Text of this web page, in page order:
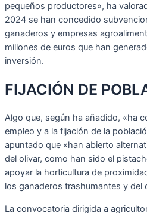
pequeños productores», ha
2024 se han concedido
ganaderos y empresas
millones de euros que han
inversión.
FIJACIÓN DE
Algo que, según ha añadido, «ha
empleo y a la fijación de la
apuntado que «han abierto
del olivar, como han sido el
apoyar la horticultura de
los ganaderos trashumantes y del
La convocatoria dirigida a